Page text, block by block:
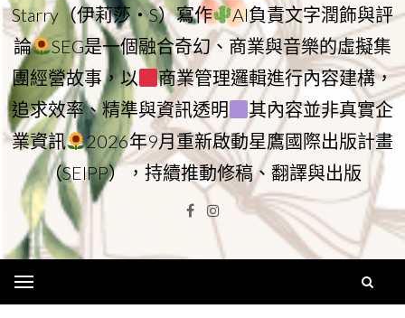
Starry（伊莉莎・S）寫作
AI負責文字潤飾與評
論
SEG是一個融合奇幻、商業與音樂的虛擬集
團經營故事，以
商業管理邏輯進行內容建構，
追求效率、精準與資訊透明
其內容並非真實企
業資訊
2026年9月重新啟動星鷹國際出版計畫
（SEIPP），持續推動修稿、翻譯與出版
Facebook
Instagram